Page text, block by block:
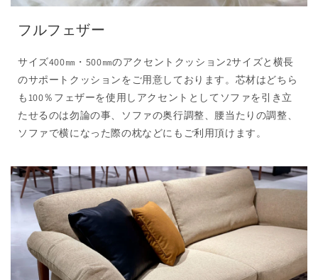
フルフェザー
サイズ400㎜・500㎜のアクセントクッション2サイズと横長
のサポートクッションをご用意しております。芯材はどちら
も100％フェザーを使用しアクセントとしてソファを引き立
たせるのは勿論の事、ソファの奥行調整、腰当たりの調整、
ソファで横になった際の枕などにもご利用頂けます。